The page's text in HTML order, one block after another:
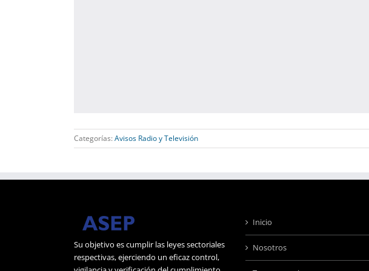
Categorías: Avisos Radio y Televisión
Su objetivo es cumplir las leyes sectoriales
respectivas, ejerciendo un eficaz control,
Inicio
Nosotros